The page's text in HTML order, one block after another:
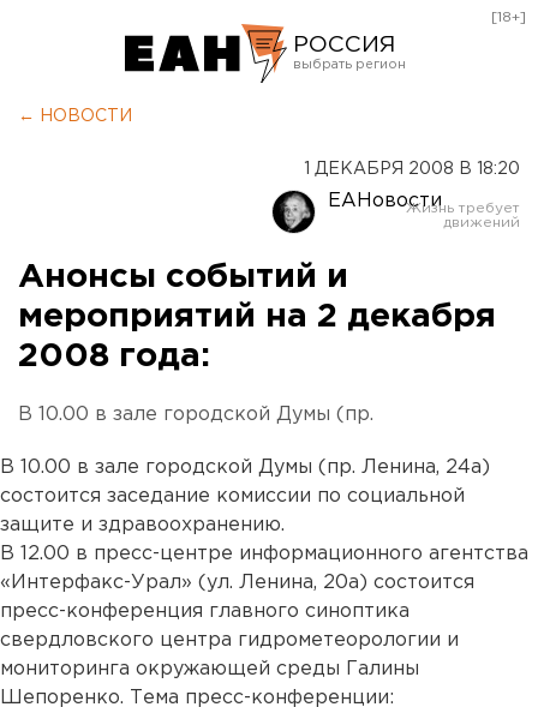
РОССИЯ
Оренбург
[18+]
← НОВОСТИ
1 ДЕКАБРЯ 2008 В 18:20
ЕАНовости
Анонсы событий и
мероприятий на 2 декабря
2008 года:
В 10.00 в зале городской Думы (пр.
В 10.00 в зале городской Думы (пр. Ленина, 24а)
состоится заседание комиссии по социальной
защите и здравоохранению.
В 12.00 в пресс-центре информационного агентства
«Интерфакс-Урал» (ул. Ленина, 20а) состоится
пресс-конференция главного синоптика
свердловского центра гидрометеорологии и
мониторинга окружающей среды Галины
Шепоренко. Тема пресс-конференции: